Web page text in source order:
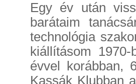
Egy év után
barátaim
technológia
kiállításom
évvel korábban,
Kassák Klubban